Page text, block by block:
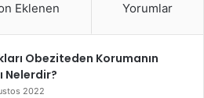
Eklenen Yorumlar
Obeziteden Korumanın
Nelerdir?
2022